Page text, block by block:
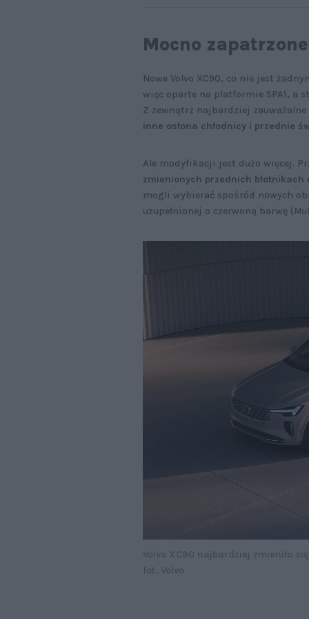
Mocno
Nowe Volvo XC90, co nie jest
więc oparte na platformie SPA1, a
Z zewnątrz najbardziej
inne osłona chłodnicy i przednie
Ale modyfikacji jest dużo więcej.
zmienionych przednich
mogli wybierać spośród nowych
uzupełnionej o czerwoną barwę (